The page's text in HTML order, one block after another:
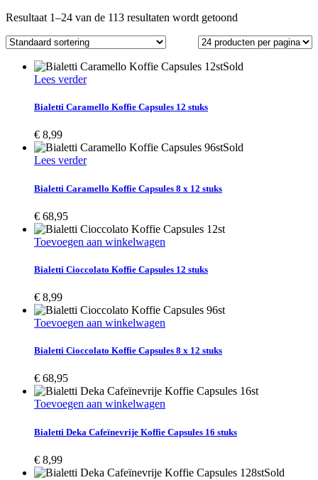
Resultaat 1–24 van de 113 resultaten wordt getoond
Sold
Lees verder
Bialetti Caramello Koffie Capsules 12 stuks
€ 8,99
Sold
Lees verder
Bialetti Caramello Koffie Capsules 8 x 12 stuks
€ 68,95
Toevoegen aan winkelwagen
Bialetti Cioccolato Koffie Capsules 12 stuks
€ 8,99
Toevoegen aan winkelwagen
Bialetti Cioccolato Koffie Capsules 8 x 12 stuks
€ 68,95
Toevoegen aan winkelwagen
Bialetti Deka Cafeïnevrije Koffie Capsules 16 stuks
€ 8,99
Sold